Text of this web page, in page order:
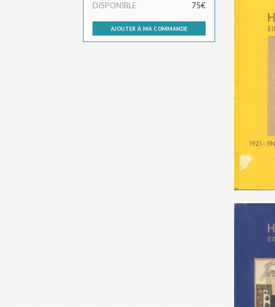
DISPONIBLE 75€
ajouter à ma commande